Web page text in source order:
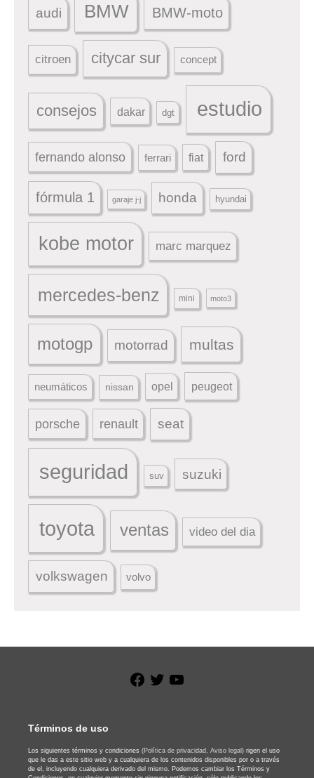
audi BMW BMW-moto
citroen citycar sur concept
consejos dakar dgt estudio
fernando alonso ferrari fiat ford
fórmula 1 garaje j-j honda hyundai
kobe motor marc marquez
mercedes-benz mini moto3
motogp motorrad multas
neumáticos nissan opel peugeot
porsche renault seat
seguridad suv suzuki
toyota ventas video del dia
volkswagen volvo
Facebook
Twitter
Términos de uso
Los siguientes términos y condiciones (Política de privacidad, Aviso legal) rigen el uso
que le das a este sitio web y a cualquiera de los contenidos disponibles por o a través
de el, incluyendo cualquiera derivado del mismo. Podemos cambiar los Términos y